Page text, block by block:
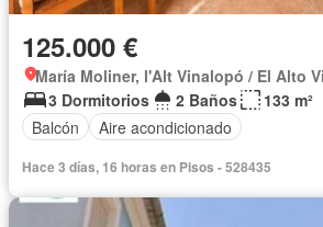
125.000 €
María Moliner, l'Alt Vinalopó / El Alto
3 Dormitorios
2 Baños
133 m²
Balcón
Aire acondicionado
Hace 3 días, 16 horas en Pisos - 528435